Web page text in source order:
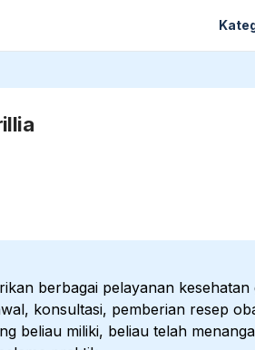
berbagai pelayanan kesehatan
konsultasi, pemberian resep
beliau miliki, beliau telah